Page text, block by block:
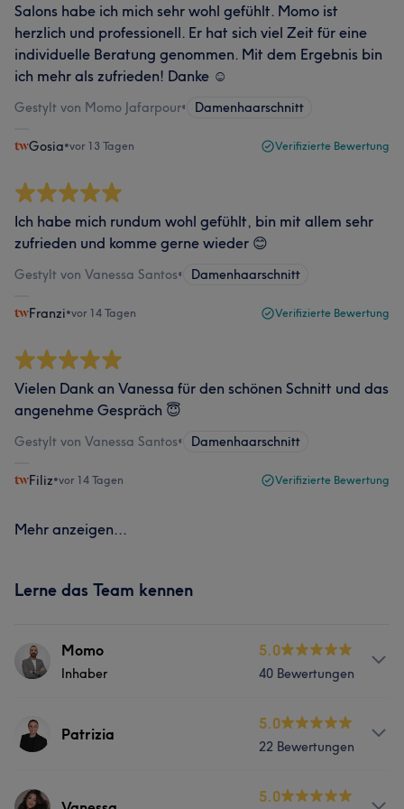
Salons habe ich mich sehr wohl gefühlt. Momo ist
herzlich und professionell. Er hat sich viel Zeit für eine
individuelle Beratung genommen. Mit dem Ergebnis bin
ich mehr als zufrieden! Danke ☺️
Gestylt von Momo Jafarpour• Damenhaarschnitt
Gosia•vor 13 Tagen Verifizierte Bewertung
Ich habe mich rundum wohl gefühlt, bin mit allem sehr
zufrieden und komme gerne wieder 😊
Gestylt von Vanessa Santos• Damenhaarschnitt
Franzi•vor 14 Tagen Verifizierte Bewertung
Vielen Dank an Vanessa für den schönen Schnitt und das
angenehme Gespräch 😇
Gestylt von Vanessa Santos• Damenhaarschnitt
Filiz•vor 14 Tagen Verifizierte Bewertung
Mehr anzeigen...
Lerne das Team kennen
Momo
Inhaber
5.0
40 Bewertungen
Info
Ich bin Momo – Friseur aus Überzeugung und aus
nicht nur um Haare geht, sondern um Menschen. Um
Patrizia
5.0
22 Bewertungen
Services 5.0